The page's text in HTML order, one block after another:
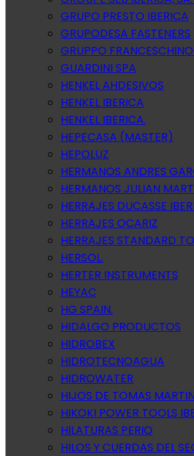
GRUPO PRESTO IBERICA
GRUPODESA FASTENERS
GRUPPO FRANCESCHINO
GUARDINI SPA
HENKEL AHDESIVOS
HENKEL IBERICA
HENKEL IBERICA.
HEPECASA (MASTER)
HEPOLUZ
HERMANOS ANDRES
HERMANOS JULIAN
HERRAJES DUCASSE
HERRAJES OCARIZ
HERRAJES STANDARD
HERSOL.
HERTER INSTRUMENTS
HEYAC
HG SPAIN.
HIDALGO PRODUCTOS
HIDROBEX
HIDROTECNOAGUA
HIDROWATER
HIJOS DE TOMAS
HIKOKI POWER TOOLS
HILATURAS PERIO
HILOS Y CUERDAS DEL